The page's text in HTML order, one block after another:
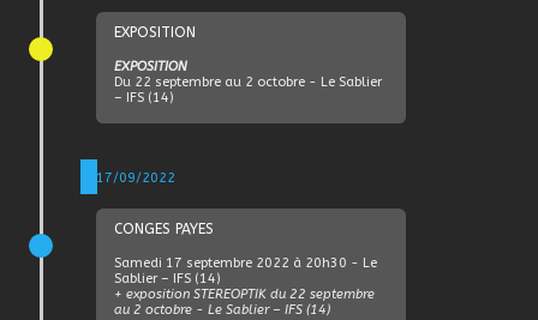
EXPOSITION
EXPOSITION
Du 22 septembre au 2 octobre - Le Sablier
– IFS (14)
17/09/2022
CONGES PAYES
Samedi 17 septembre 2022 à 20h30 - Le
Sablier – IFS (14)
+ exposition STEREOPTIK du 22 septembre
au 2 octobre - Le Sablier – IFS (14)